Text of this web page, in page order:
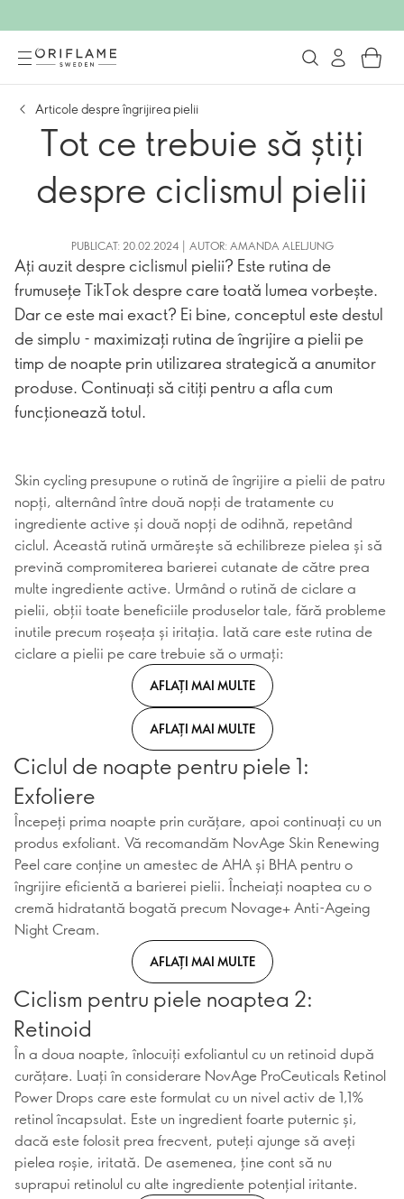
Articole despre îngrijirea pielii
Tot ce trebuie să știți
despre ciclismul pielii
PUBLICAT: 20.02.2024 | AUTOR: AMANDA ALELJUNG
Ați auzit despre ciclismul pielii? Este rutina de
frumusețe TikTok despre care toată lumea vorbește.
Dar ce este mai exact? Ei bine, conceptul este destul
de simplu - maximizați rutina de îngrijire a pielii pe
timp de noapte prin utilizarea strategică a anumitor
produse. Continuați să citiți pentru a afla cum
funcționează totul.
Skin cycling presupune o rutină de îngrijire a pielii de patru
nopți, alternând între două nopți de tratamente cu
ingrediente active și două nopți de odihnă, repetând
ciclul. Această rutină urmărește să echilibreze pielea și să
prevină compromiterea barierei cutanate de către prea
multe ingrediente active. Urmând o rutină de ciclare a
pielii, obții toate beneficiile produselor tale, fără probleme
inutile precum roșeața și iritația. Iată care este rutina de
ciclare a pielii pe care trebuie să o urmați:
AFLAȚI MAI MULTE
AFLAȚI MAI MULTE
Ciclul de noapte pentru piele 1:
Exfoliere
Începeți prima noapte prin curățare, apoi continuați cu un
produs exfoliant. Vă recomandăm NovAge Skin Renewing
Peel care conține un amestec de AHA și BHA pentru o
îngrijire eficientă a barierei pielii. Încheiați noaptea cu o
cremă hidratantă bogată precum Novage+ Anti-Ageing
Night Cream.
AFLAȚI MAI MULTE
Ciclism pentru piele noaptea 2:
Retinoid
În a doua noapte, înlocuiți exfoliantul cu un retinoid după
curățare. Luați în considerare NovAge ProCeuticals Retinol
Power Drops care este formulat cu un nivel activ de 1,1%
retinol încapsulat. Este un ingredient foarte puternic și,
dacă este folosit prea frecvent, puteți ajunge să aveți
pielea roșie, iritată. De asemenea, ține cont să nu
suprapui retinolul cu alte ingrediente potențial iritante.